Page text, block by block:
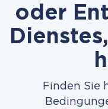
oder
Finden Sie